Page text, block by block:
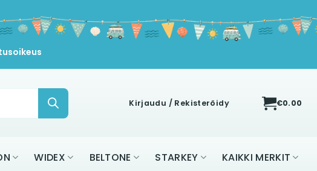
Kirjaudu / Rekisteröidy €0.00
WIDEX BELTONE STARKEY KAIKKI MERKIT